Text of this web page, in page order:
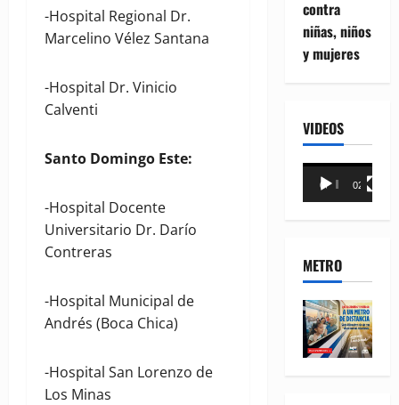
-Hospital Regional Dr.
Marcelino Vélez Santana
-Hospital Dr. Vinicio
Calventi
Santo Domingo Este:
-Hospital Docente
Universitario Dr. Darío
Contreras
-Hospital Municipal de
Andrés (Boca Chica)
-Hospital San Lorenzo de
Los Minas
contra
niñas, niños
y mujeres
VIDEOS
Reproductor
00:00 02:18
METRO